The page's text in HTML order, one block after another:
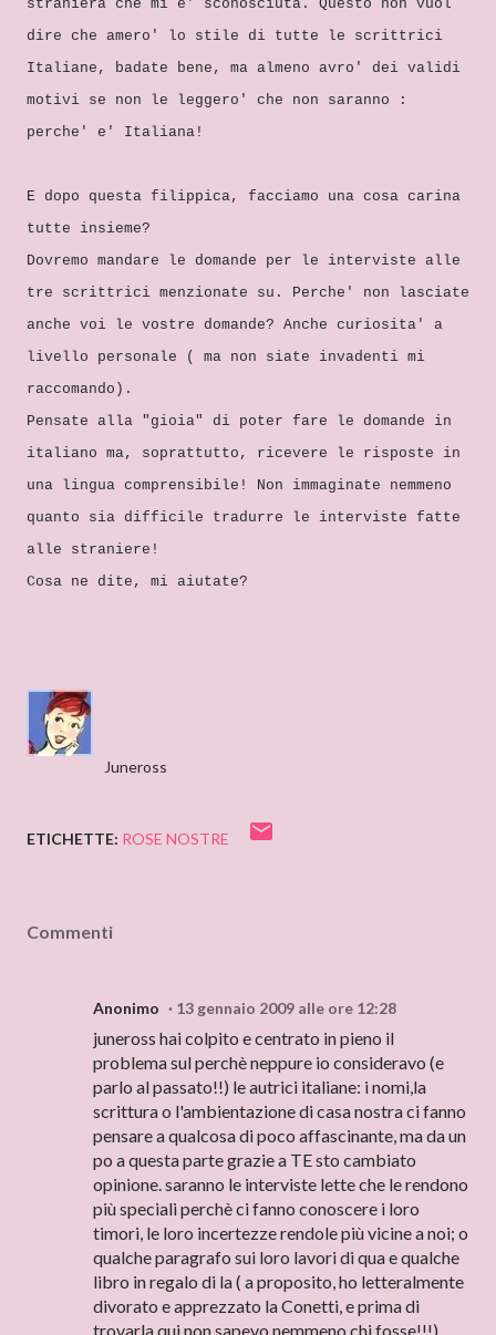
straniera che mi e' sconosciuta. Questo non vuol
dire che amero' lo stile di tutte le scrittrici
Italiane, badate bene, ma almeno avro' dei validi
motivi se non le leggero' che non saranno :
perche' e' Italiana!
E dopo questa filippica, facciamo una cosa carina
tutte insieme?
Dovremo mandare le domande per le interviste alle
tre scrittrici menzionate su. Perche' non lasciate
anche voi le vostre domande? Anche curiosita' a
livello personale ( ma non siate invadenti mi
raccomando).
Pensate alla "gioia" di poter fare le domande in
italiano ma, soprattutto, ricevere le risposte in
una lingua comprensibile! Non immaginate nemmeno
quanto sia difficile tradurre le interviste fatte
alle straniere!
Cosa ne dite, mi aiutate?
Juneross
ETICHETTE: ROSE NOSTRE
Commenti
Anonimo 13 gennaio 2009 alle ore 12:28
juneross hai colpito e centrato in pieno il
problema sul perchè neppure io consideravo (e
parlo al passato!!) le autrici italiane: i nomi,la
scrittura o l'ambientazione di casa nostra ci fanno
pensare a qualcosa di poco affascinante, ma da un
po a questa parte grazie a TE sto cambiato
opinione. saranno le interviste lette che le rendono
più speciali perchè ci fanno conoscere i loro
timori, le loro incertezze rendole più vicine a noi; o
qualche paragrafo sui loro lavori di qua e qualche
libro in regalo di la ( a proposito, ho letteralmente
divorato e apprezzato la Conetti, e prima di
trovarla qui non sapevo nemmeno chi fosse!!!)